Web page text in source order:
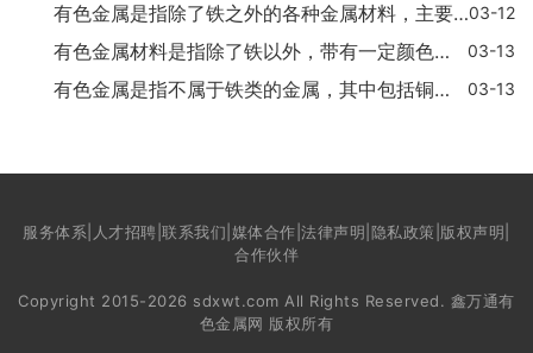
有色金属是指除了铁之外的各种金属材料，主要包括铜、铝、镁、锌、钛、镍、钨、钼、铅、锡、银、金、铂等金属。这些有色金属对人类的历史和文明进程产生了重要的影响，被广泛03-12
有色金属材料是指除了铁以外，带有一定颜色的金属材料。根据元素的不同，有色金属材料种类众多，其中常见的有铜、铝、锌、铅、镁、钛等。下面就让我们来详细了解一下这些常用 03-13
有色金属是指不属于铁类的金属，其中包括铜、铝、镁、锌和钛等材料，在工业和生活生产中有广泛的用途。有色金属通常具有优良的物理、化学性能和较高的导电、导热性能，应用范 03-13
服务体系|人才招聘|联系我们|媒体合作|法律声明|隐私政策|版权声明|
合作伙伴
Copyright 2015-2026 sdxwt.com All Rights Reserved. 鑫万通有
色金属网 版权所有